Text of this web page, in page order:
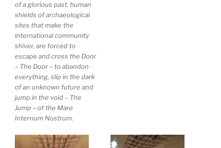
of a glorious past, human
shields of archaeological
sites that make the
international community
shiver, are forced to
escape and cross the Door
– The Door – to abandon
everything, slip in the dark
of an unknown future and
jump in the void – The
Jump – of the Mare
Internum Nostrum.